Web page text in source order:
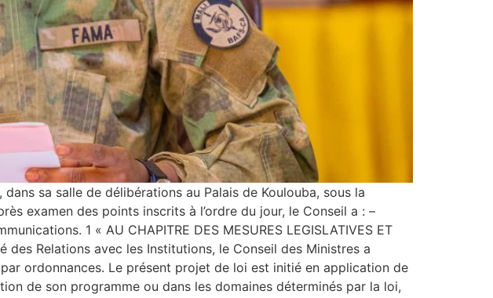
sa salle de délibérations au Palais de Koulouba, sous la
examen des points inscrits à l’ordre du jour, le Conseil a : –
1 « AU CHAPITRE DES MESURES LEGISLATIVES ET
des Relations avec les Institutions, le Conseil des Ministres a
ordonnances. Le présent projet de loi est initié en application de
de son programme ou dans les domaines déterminés par la loi,